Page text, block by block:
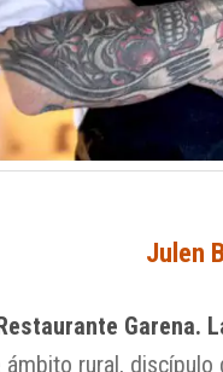
Julen
Restaurante Garena.
ámbito rural,